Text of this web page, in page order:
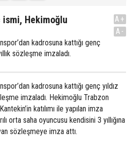
Hekimoğlu
kadrosuna kattığı genç
sözleşme imzaladı.
A+
A-
kadrosuna kattığı genç yıldız
imzaladı. Hekimoğlu Trabzon
katılımı ile yapılan imza
orta saha oyuncusu kendisini 3 yıllığına
sözleşmeye imza attı.